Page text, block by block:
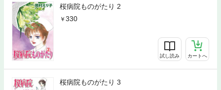
桜病院ものがたり 2
330
試し読み カートへ
桜病院ものがたり 3